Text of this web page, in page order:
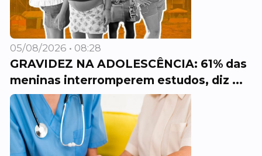
05/08/2026 • 08:28
GRAVIDEZ NA ADOLESCÊNCIA: 61% das
meninas interromperem estudos, diz ...